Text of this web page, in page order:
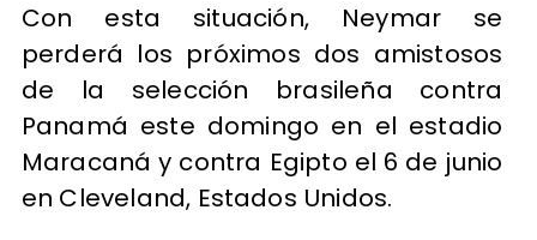
Con esta situación, Neymar se
perderá los próximos dos amistosos
de la selección brasileña contra
Panamá este domingo en el estadio
Maracaná y contra Egipto el 6 de junio
en Cleveland, Estados Unidos.